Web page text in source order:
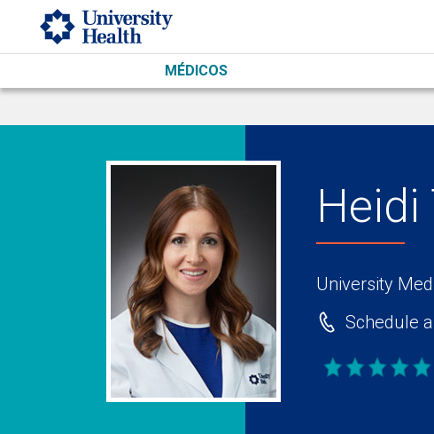
Skip to main content
MÉDICOS
Heidi
University
Schedule